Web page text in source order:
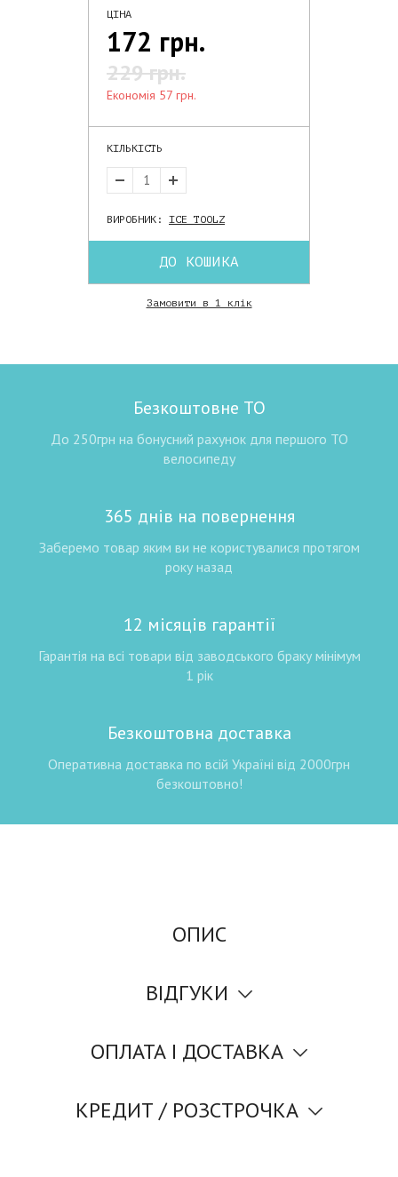
ЦІНА
172 грн.
229 грн.
економія 57 грн.
КІЛЬКІСТЬ
ВИРОБНИК: ICE TOOLZ
ДО КОШИКА
Замовити в 1 клік
Безкоштовне ТО
До 250грн на бонусний рахунок для першого ТО
велосипеду
365 днів на повернення
Заберемо товар яким ви не користувалися протягом
року назад
12 місяців гарантії
Гарантія на всі товари від заводського браку мінімум
1 рік
Безкоштовна доставка
Оперативна доставка по всій Україні від 2000грн
безкоштовно!
ОПИС
ВІДГУКИ
ОПЛАТА І ДОСТАВКА
КРЕДИТ / РОЗСТРОЧКА